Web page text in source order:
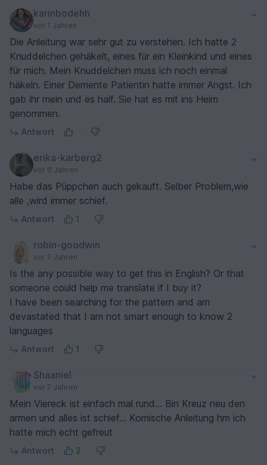
karinbodehh
vor 1 Jahren
Die Anleitung war sehr gut zu verstehen. Ich hatte 2
Knuddelchen gehäkelt, eines für ein Kleinkind und eines
für mich. Mein Knuddelchen muss ich noch einmal
häkeln. Einer Demente Patientin hatte immer Angst. Ich
gab ihr mein und es half. Sie hat es mit ins Heim
genommen.
Antwort
erika-karberg2
vor 6 Jahren
Habe das Püppchen auch gekauft. Selber Problem,wie
alle ,wird immer schief.
Antwort 1
robin-goodwin
vor 7 Jahren
Is the any possible way to get this in English? Or that
someone could help me translate if I buy it?
I have been searching for the pattern and am
devastated that I am not smart enough to know 2
languages
Antwort 1
Shaaniel
vor 7 Jahren
Mein Viereck ist einfach mal rund... Bin Kreuz neu den
armen und alles ist schief... Komische Anleitung hm ich
hatte mich echt gefreut
Antwort 2